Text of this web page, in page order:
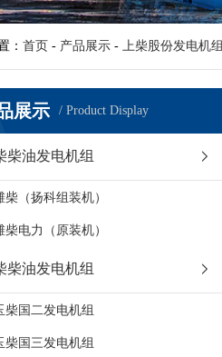
： 首页 - 产品展示 - 上柴股份发电机组
展示 / Product Display
柴油发电机组
柴（扬科组装机）
柴电力（原装机）
柴油发电机组
柴国二发电机组
柴国三发电机组